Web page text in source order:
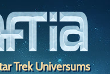
Trek Universums